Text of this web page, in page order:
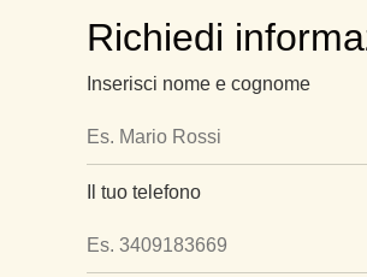
Richiedi
Inserisci nome e cognome
Il tuo telefono